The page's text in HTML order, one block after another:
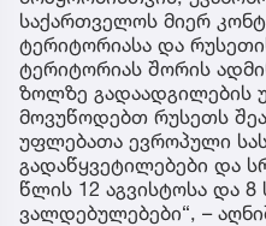
საქართველოს მიერ
ტერიტორიასა და
ტერიტორიას შორის
ზოლზე გადაადგილების
მოვუწოდებთ რუსეთს
უფლებათა ევროპული
გადაწყვეტილებები და
წლის 12 აგვისტოსა და 8
ვალდებულებები“, –